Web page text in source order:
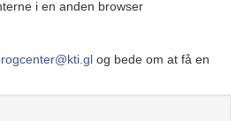
i en anden browser
og bede om at få en